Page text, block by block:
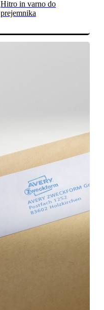
Hitro in varno do
prejemnika